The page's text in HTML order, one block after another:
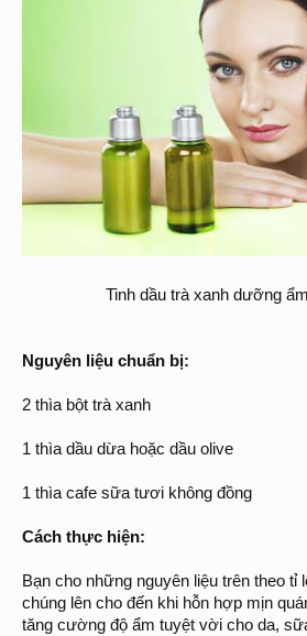
Tinh dầu trà xanh dưỡng
Nguyên liệu chuẩn bị:
2 thìa bột trà xanh
1 thìa dầu dừa hoặc dầu olive
1 thìa cafe sữa tươi không đồng
Cách thực hiện:
Bạn cho những nguyên liệu trên theo tỉ
chúng lên cho đến khi hỗn hợp mịn
tăng cường độ ẩm tuyệt vời cho da,